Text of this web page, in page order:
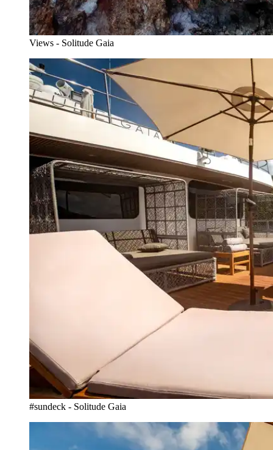
Views - Solitude Gaia
#sundeck - Solitude Gaia